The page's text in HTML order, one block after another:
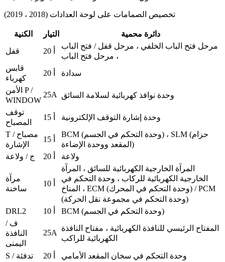
تخصيص الصمامات على لوحة العدادات (2018 ، 2019)
الكنية التيار
دائرة محمية
قفل
مرحل فتح الباب الخلفي ، مرحل قفل / فتح الباب
، مرحل فتح الباب
قابس
كهرباء
سدادة
الأمن P /
WINDOW
25A
وحدة نوافذ كهربائية لسلامة السائق
توقف
المصباح
وحدة إشارة التوقف الإلكترونية
T / مصباح
الإشارة
BCM (وحدة التحكم في الجسم) ، SLM (حزام
المقعد ووحدة الإضاءة)
ج / ولاعة
ولاعة
مرآة
ساخنة
المرآة الخارجية الكهربائية للسائق ، المرآة
الخارجية الكهربائية للركاب ، وحدة التحكم في
المناخ ، ECM (وحدة التحكم في المحرك) / PCM
(وحدة التحكم في مجموعة نقل الحركة)
DRL2
BCM (وحدة التحكم في الجسم)
ف /
النافذة
اليمنى
25A
المفتاح الرئيسي للنافذة الكهربائية ، مفتاح النافذة
الكهربائية للراكب
S / تدفئة وحدة التحكم في سخان المقعد الأمامي